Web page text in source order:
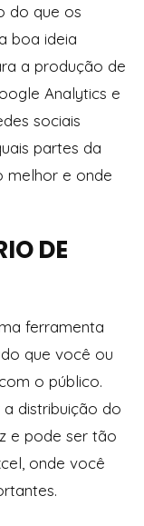
do que os
boa ideia
a produção de
Analytics e
sociais
partes da
melhor e onde
DE
ferramenta
que você ou
o público.
distribuição do
e pode ser tão
onde você